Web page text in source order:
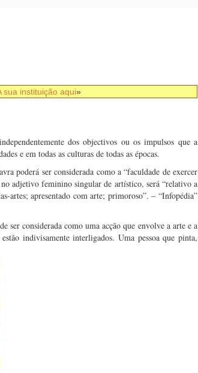
sua instituição aqui»
dos objectivos ou os impulsos que a
e em todas as culturas de todas as épocas.
poderá ser considerada como a “faculdade de exercer
no adjetivo feminino singular de artístico, será “relativo a
artes; apresentado com arte; primoroso”. – “Infopédia”
ser considerada como uma acção que envolve a arte e a
indivisamente interligados. Uma pessoa que pinta,